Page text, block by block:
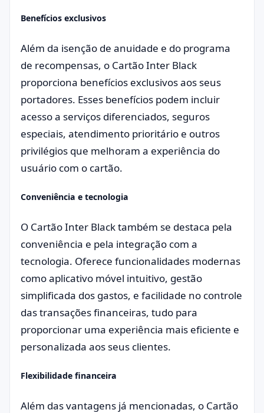
Benefícios exclusivos
Além da isenção de anuidade e do programa
de recompensas, o Cartão Inter Black
proporciona benefícios exclusivos aos seus
portadores. Esses benefícios podem incluir
acesso a serviços diferenciados, seguros
especiais, atendimento prioritário e outros
privilégios que melhoram a experiência do
usuário com o cartão.
Conveniência e tecnologia
O Cartão Inter Black também se destaca pela
conveniência e pela integração com a
tecnologia. Oferece funcionalidades modernas
como aplicativo móvel intuitivo, gestão
simplificada dos gastos, e facilidade no controle
das transações financeiras, tudo para
proporcionar uma experiência mais eficiente e
personalizada aos seus clientes.
Flexibilidade financeira
Além das vantagens já mencionadas, o Cartão